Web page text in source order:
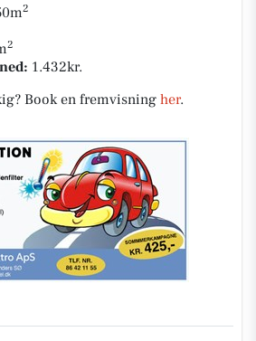
2
2
1.432kr.
Book en fremvisning her.